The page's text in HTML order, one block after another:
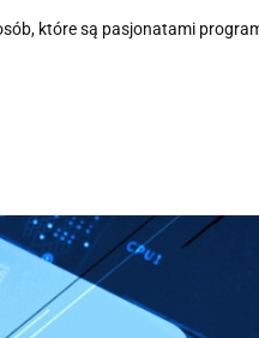
które są pasjonatami